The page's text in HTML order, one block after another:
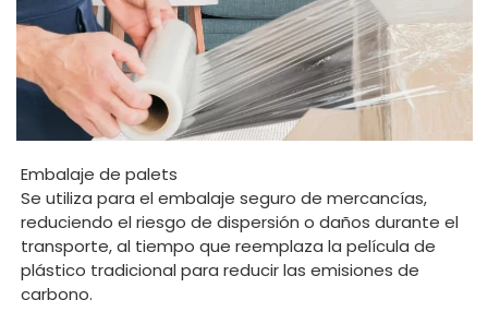
Embalaje de palets
Se utiliza para el embalaje seguro de mercancías,
reduciendo el riesgo de dispersión o daños durante el
transporte, al tiempo que reemplaza la película de
plástico tradicional para reducir las emisiones de
carbono.